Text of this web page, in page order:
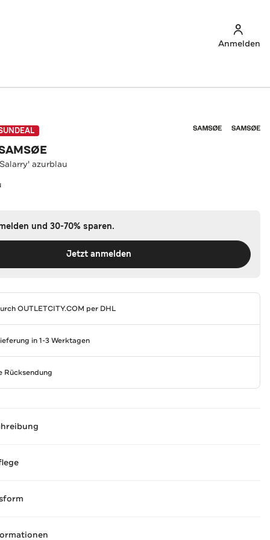
Anmelden
azurblau
und 30-70% sparen.
Jetzt anmelden
OUTLETCITY.COM per DHL
in 1-3 Werktagen
Rücksendung